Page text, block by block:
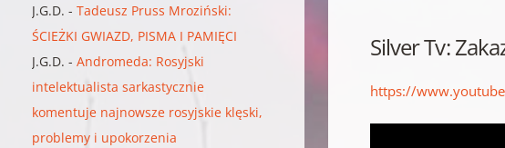
Silver Tv:
https://
J.G.D. -Tadeusz Pruss Mroziński:
ŚCIEŻKI GWIAZD, PISMA I PAMIĘCI
J.G.D. -Andromeda: Rosyjski
intelektualista sarkastycznie
komentuje najnowsze rosyjskie klęski,
problemy i upokorzenia